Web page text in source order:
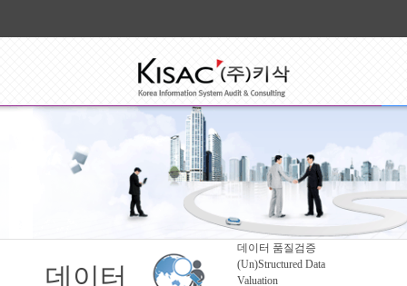
데이터
데이터 품질검증
(Un)Structured Data
Valuation